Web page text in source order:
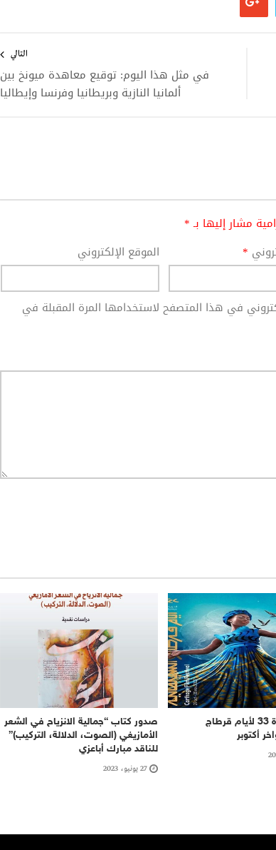
التالي
في مثل هذا اليوم: توقيع معاهدة ميونخ بين
ألمانيا النازية وبريطانيا وفرنسا وإيطاليا
مشار إليها بـ*
* الموقع الإلكتروني
في هذا المتصفح لاستخدامها المرة المقبلة في
انطلاق الدورة 33 لأيام قرطاج
أكتوبر
صدور كتاب “جمالية الانزياح في الشعر
الأمازيغي (الصوت، الدلالة، التركيب)”
للناقد مبارك أباعزي
27 يونيو، 2023